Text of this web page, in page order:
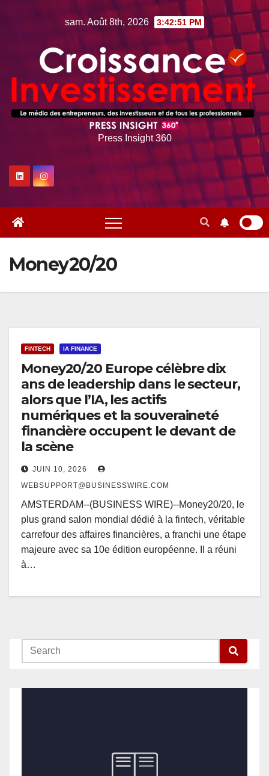
sam. Août 8th, 2026 3:42:51 PM
Press Insight 360
Money20/20
FINTECH IA FINANCE
Money20/20 Europe célèbre dix
ans de leadership dans le secteur,
alors que l’IA, les actifs
numériques et la souveraineté
financière occupent le devant de
la scène
JUIN 10, 2026
WEBSUPPORT@BUSINESSWIRE.COM
AMSTERDAM--(BUSINESS WIRE)--Money20/20, le
plus grand salon mondial dédié à la fintech, véritable
carrefour des affaires financières, a franchi une étape
majeure avec sa 10e édition européenne. Il a réuni
à…